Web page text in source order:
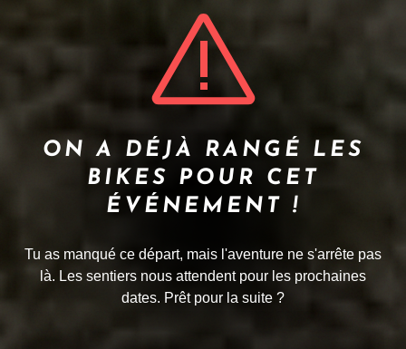
ON A DÉJÀ RANGÉ LES
BIKES POUR CET
ÉVÉNEMENT !
Tu as manqué ce départ, mais l'aventure ne s'arrête pas
là. Les sentiers nous attendent pour les prochaines
dates. Prêt pour la suite ?